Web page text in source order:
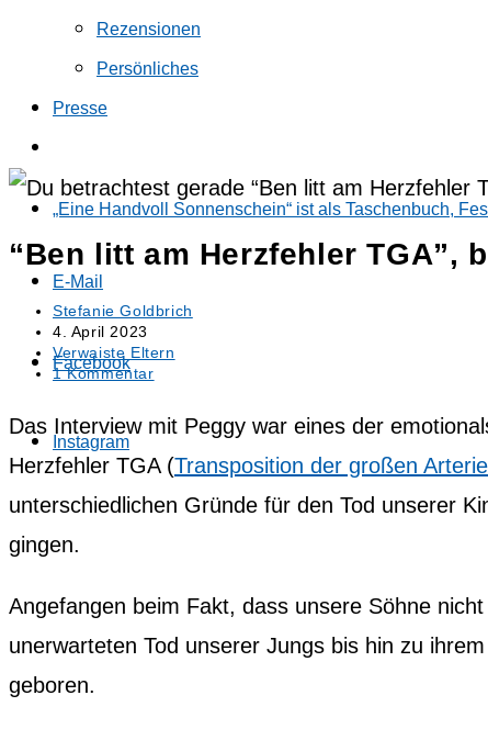
Rezensionen
Persönliches
Presse
umschalten
„Eine Handvoll Sonnenschein“ ist als Taschenbuch,
E-Mail
Facebook
Instagram
“Ben litt am Herzfehler TGA”,
Beitrags-
Autor:
Stefanie Goldbrich
Beitrag
veröffentlicht:
4. April 2023
Beitrags-
Kategorie:
Verwaiste Eltern
Beitrags-
1 Kommentar
Das Interview mit Peggy war eines der
Herzfehler TGA (Transposition der großen
unterschiedlichen Gründe für den Tod unserer
gingen.
Angefangen beim Fakt, dass unsere Söhne
unerwarteten Tod unserer Jungs bis hin zu
geboren.